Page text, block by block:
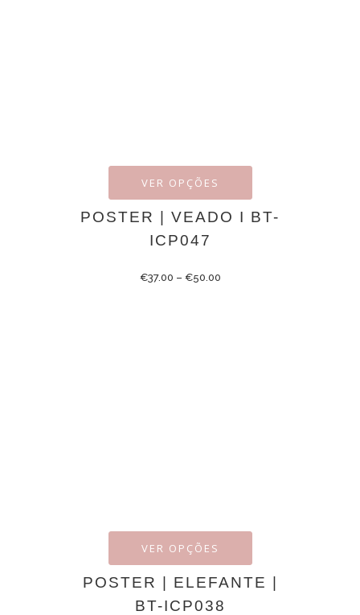
VER OPÇÕES
POSTER | VEADO I BT-
ICP047
€37.00 – €50.00
VER OPÇÕES
POSTER | ELEFANTE |
BT-ICP038